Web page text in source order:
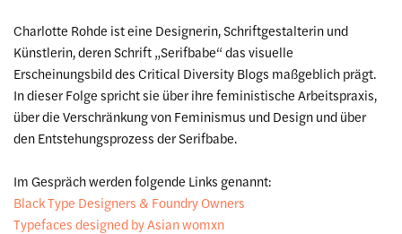
Charlotte Rohde ist eine Designerin, Schriftgestalterin und
Künstlerin, deren Schrift „Serifbabe“ das visuelle
Erscheinungsbild des Critical Diversity Blogs maßgeblich prägt.
In dieser Folge spricht sie über ihre feministische Arbeitspraxis,
über die Verschränkung von Feminismus und Design und über
den Entstehungsprozess der Serifbabe.
Im Gespräch werden folgende Links genannt:
Black Type Designers & Foundry Owners
Typefaces designed by Asian womxn